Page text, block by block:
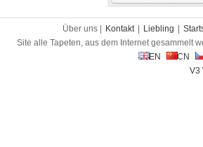
Über uns | Kontakt Liebling
Site alle Tapeten, aus dem Internet gesammelt
EN
CN
V3